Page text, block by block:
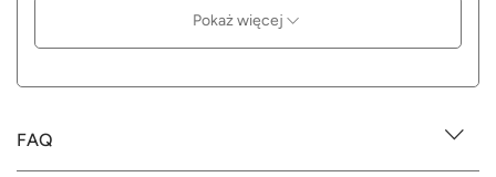
Pokaż więcej
FAQ